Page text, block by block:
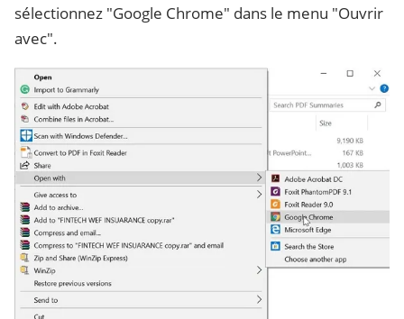
sélectionnez "Google Chrome" dans le menu "Ouvrir
avec".